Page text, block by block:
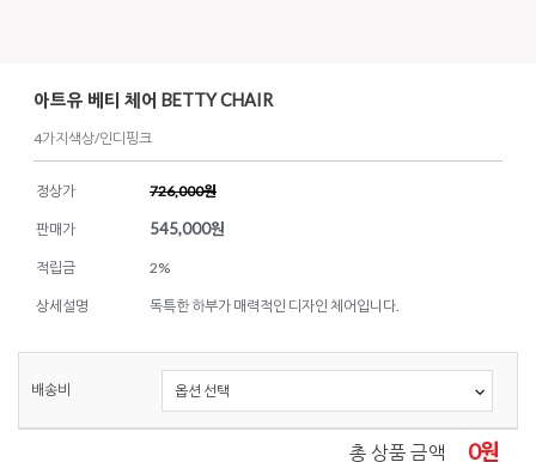
아트유 베티 체어 BETTY CHAIR
4가지색상/인디핑크
정상가 726,000원
판매가 545,000원
적립금 2%
상세설명 독특한 하부가 매력적인 디자인 체어입니다.
배송비
총 상품 금액 0원